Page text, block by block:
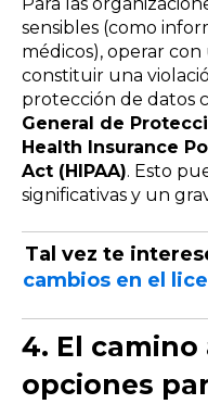
sensibles (como
médicos), operar
constituir una
protección de datos
General de
Health Insurance
Act (HIPAA). Esto
significativas y un
Tal vez te
cambios en el
4. El camino
opciones